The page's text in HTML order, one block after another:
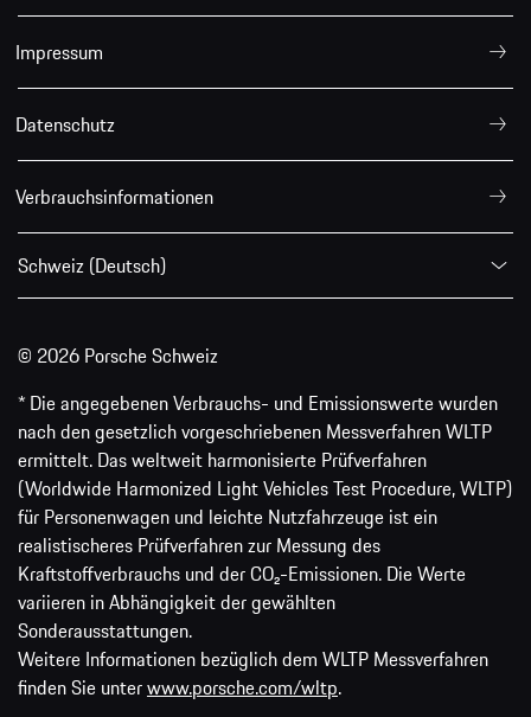
Impressum
Datenschutz
Verbrauchsinformationen
Schweiz (Deutsch)
© 2026 Porsche Schweiz
* Die angegebenen Verbrauchs- und Emissionswerte wurden
nach den gesetzlich vorgeschriebenen Messverfahren WLTP
ermittelt. Das weltweit harmonisierte Prüfverfahren
(Worldwide Harmonized Light Vehicles Test Procedure, WLTP)
für Personenwagen und leichte Nutzfahrzeuge ist ein
realistischeres Prüfverfahren zur Messung des
Kraftstoffverbrauchs und der CO₂-Emissionen. Die Werte
variieren in Abhängigkeit der gewählten
Sonderausstattungen.
Weitere Informationen bezüglich dem WLTP Messverfahren
finden Sie unterwww.porsche.com/wltp.